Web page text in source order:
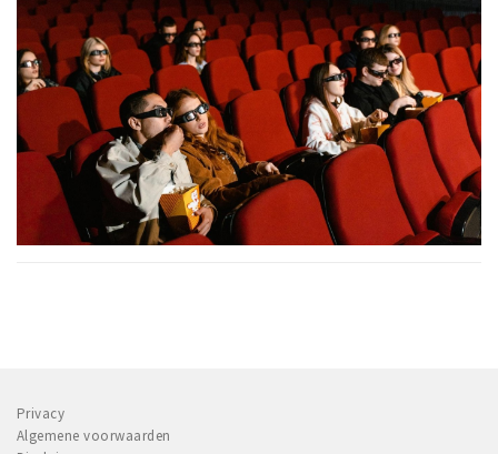
Privacy
Algemene voorwaarden